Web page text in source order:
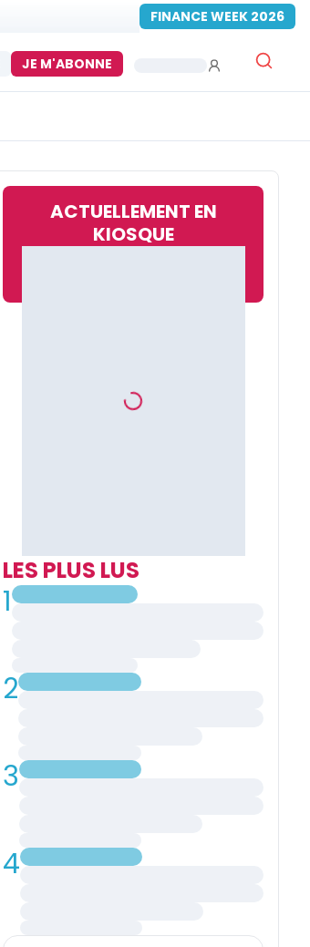
FINANCE WEEK 2026
JE M'ABONNE
ACTUELLEMENT EN
KIOSQUE
LES PLUS LUS
1
2
3
4